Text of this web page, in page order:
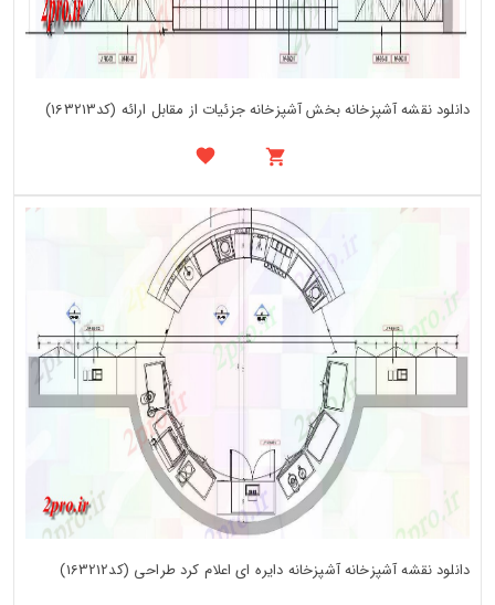
دانلود نقشه آشپزخانه بخش آشپزخانه جزئیات از مقابل ارائه (کد163213)
دانلود نقشه آشپزخانه آشپزخانه دایره ای اعلام کرد طراحی (کد163212)